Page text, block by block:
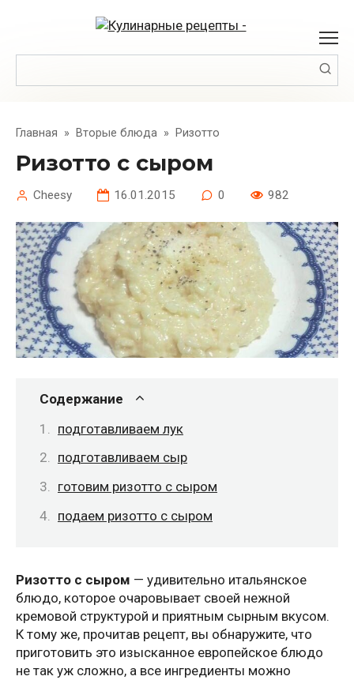
Главная » Вторые блюда » Ризотто
Ризотто с сыром
Cheesy 16.01.2015 0 982
Содержание
подготавливаем лук
подготавливаем сыр
готовим ризотто с сыром
подаем ризотто с сыром
Ризотто с сыром — удивительно итальянское
блюдо, которое очаровывает своей нежной
кремовой структурой и приятным сырным вкусом.
К тому же, прочитав рецепт, вы обнаружите, что
приготовить это изысканное европейское блюдо
не так уж сложно, а все ингредиенты можно